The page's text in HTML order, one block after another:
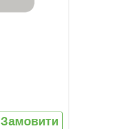
Замовити